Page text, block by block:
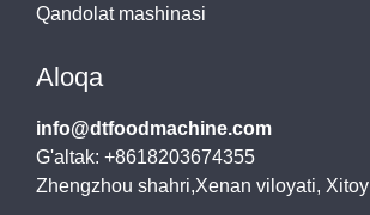
Qandolat mashinasi
Aloqa
info@dtfoodmachine.com
G'altak: +8618203674355
Zhengzhou shahri,Xenan viloyati, Xitoy